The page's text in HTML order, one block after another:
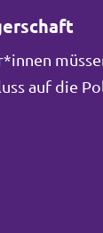
auf die